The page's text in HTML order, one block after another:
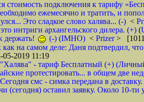
стоимость подключения к тарифу
ежемесячно и тратить, и
Это сладкое слово халява... (-) <
интриги архангельского дилера. (+) (
держать!
(-) (IMHO) < Prizer>
как на самом деле: Даня подтвердил,
2019 11:19
"Халява" - тариф Бесплатный (+)
протестировать... в общем две
смс - симка передана в
(сегодня) оставил заявку. Около 10-ти